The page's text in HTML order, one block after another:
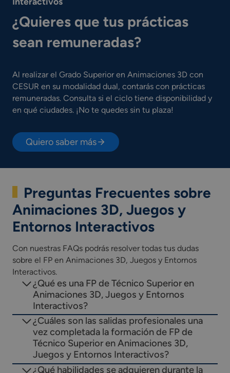
¿Quieres que tus prácticas
sean remuneradas?
Al realizar el Grado Superior en Animaciones 3D con
CESUR en su modalidad dual, contarás con prácticas
remuneradas. Consulta si el ciclo tiene disponibilidad y
en qué ciudades. ¡No te quedes sin tu plaza!
Quiero saber más
Preguntas Frecuentes sobre
Animaciones 3D, Juegos y
Entornos Interactivos
Con nuestras FAQs podrás resolver todas tus dudas
sobre el FP en Animaciones 3D, Juegos y Entornos
Interactivos.
¿Qué es una FP de Técnico Superior en
Animaciones 3D, Juegos y Entornos
Interactivos?
¿Cuáles son las salidas profesionales una
vez completada la formación de FP de
Técnico Superior en Animaciones 3D,
Juegos y Entornos Interactivos?
¿Qué habilidades se adquieren durante la